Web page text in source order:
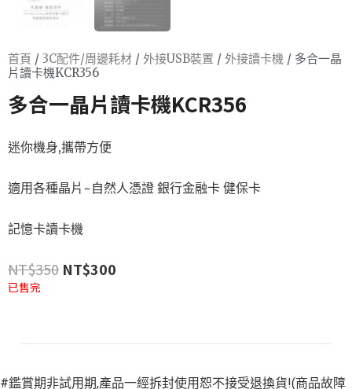
首頁 / 3C配件/周邊耗材 / 外接USB裝置 / 外接讀卡機 / 多合一晶
片讀卡機KCR356
多合一晶片讀卡機KCR356
迷你機身,攜帶方便
適用各種晶片~自然人憑證 銀行金融卡 健保卡
記憶卡讀卡機
NT$350 NT$300
已售完
#鑑賞期非試用期,產品一經拆封使用恕不接受退換貨!(商品故障